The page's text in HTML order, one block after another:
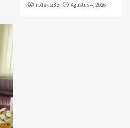
redaksi3 3 Agustus 4, 2026